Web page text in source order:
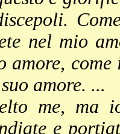
nel mio
amore,
amore. ...
me, ma
e